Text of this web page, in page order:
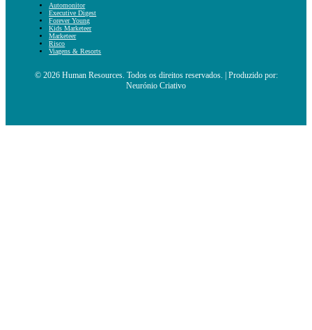
Automonitor
Executive Digest
Forever Young
Kids Marketeer
Marketeer
Risco
Viagens & Resorts
© 2026 Human Resources. Todos os direitos reservados. | Produzido por:
Neurónio Criativo